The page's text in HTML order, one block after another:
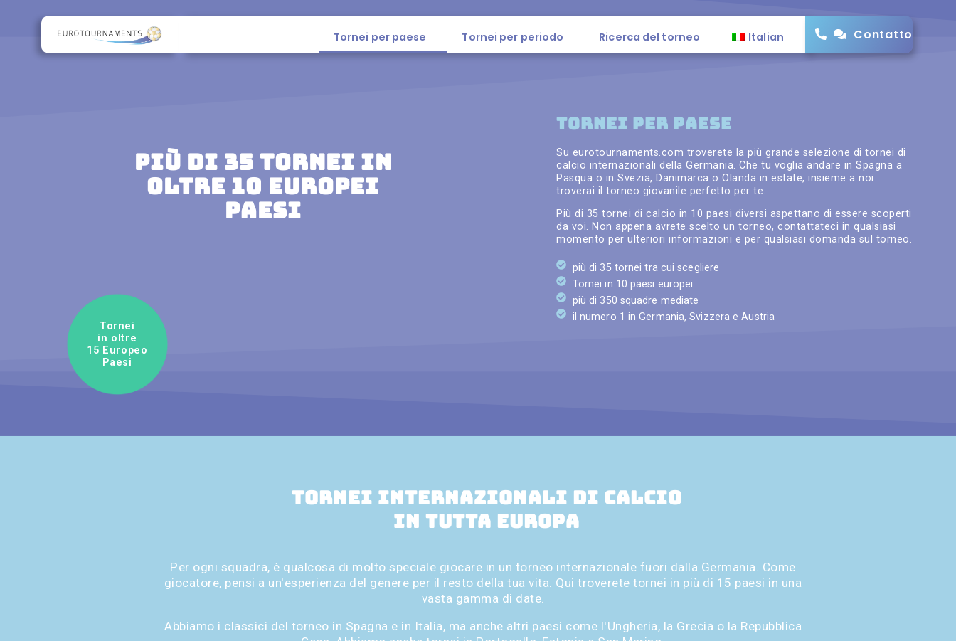
Tornei per paese Tornei per periodo Ricerca del torneo Italian Contatto
PIÙ DI 35 TORNEI IN
OLTRE 10 EUROPEI
PAESI
Tornei
in oltre
15 Europeo
Paesi
TORNEI PER PAESE
Su eurotournaments.com troverete la più grande selezione di tornei di
calcio internazionali della Germania. Che tu voglia andare in Spagna a
Pasqua o in Svezia, Danimarca o Olanda in estate, insieme a noi
troverai il torneo giovanile perfetto per te.
Più di 35 tornei di calcio in 10 paesi diversi aspettano di essere scoperti
da voi. Non appena avrete scelto un torneo, contattateci in qualsiasi
momento per ulteriori informazioni e per qualsiasi domanda sul torneo.
più di 35 tornei tra cui scegliere
Tornei in 10 paesi europei
più di 350 squadre mediate
il numero 1 in Germania, Svizzera e Austria
Tornei internazionali di calcio
in tutta Europa
Per ogni squadra, è qualcosa di molto speciale giocare in un torneo internazionale fuori dalla Germania. Come
giocatore, pensi a un'esperienza del genere per il resto della tua vita. Qui troverete tornei in più di 15 paesi in una
vasta gamma di date.
Abbiamo i classici del torneo in Spagna e in Italia, ma anche altri paesi come l'Ungheria, la Grecia o la Repubblica